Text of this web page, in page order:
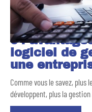
04
logiciel de
une
Comme vous le savez, plus
développent, plus la